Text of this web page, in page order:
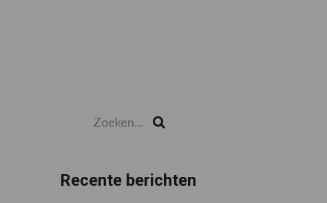
Recente berichten